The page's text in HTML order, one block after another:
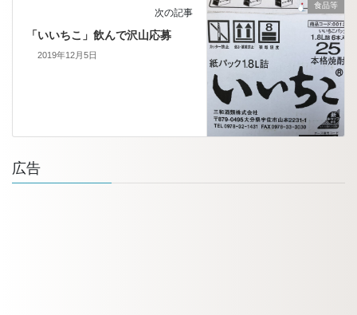
食品等
次の記事
「いいちこ」飲んで沢山応募
2019年12月5日
広告